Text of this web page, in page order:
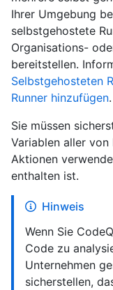
Ihrer Umgebung
selbstgehostete
Organisations-
bereitstellen.
Selbstgehosteten
Runner hinzufügen.
Sie müssen
Variablen aller von
Aktionen
enthalten ist.
Hinweis
Wenn Sie
Code zu
Unternehmen
sicherstellen,